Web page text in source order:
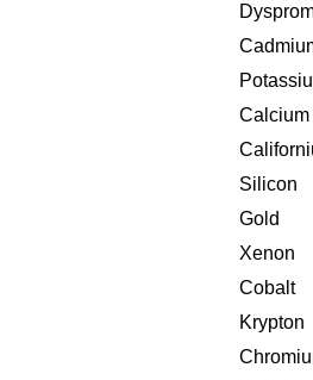
Calcium
Silicon
Gold
Xenon
Cobalt
Krypton